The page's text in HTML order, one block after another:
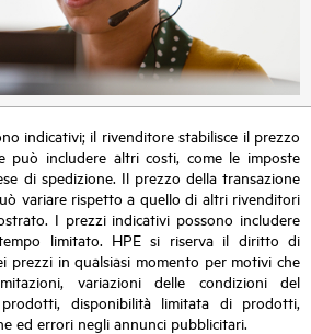
indicativi; il rivenditore stabilisce il prezzo
può includere altri costi, come le imposte
di spedizione. Il prezzo della transazione
variare rispetto a quello di altri rivenditori
I prezzi indicativi possono includere
limitato. HPE si riserva il diritto di
prezzi in qualsiasi momento per motivi che
variazioni delle condizioni del
disponibilità limitata di prodotti,
ed errori negli annunci pubblicitari.